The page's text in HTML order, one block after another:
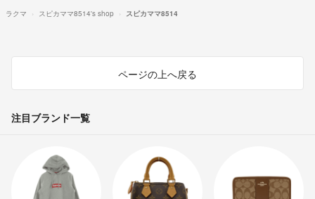
ラクマ スピカママ8514's shop スピカママ8514
ページの上へ戻る
注目ブランド一覧